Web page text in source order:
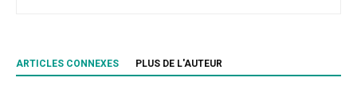
ARTICLES CONNEXES PLUS DE L'AUTEUR